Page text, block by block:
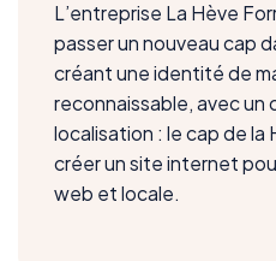
L’entreprise La Hève
passer un nouveau cap
créant une identité de
reconnaissable, avec un
localisation : le cap de la
créer un site internet
web et locale.